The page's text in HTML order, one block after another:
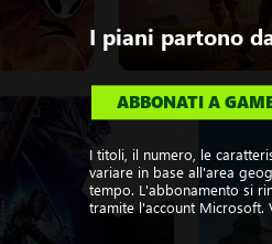
I piani partono
ABBONATI A
I titoli, il numero, le
variare in base all'area
tempo. L'abbonamento si
tramite l'account Microsoft.